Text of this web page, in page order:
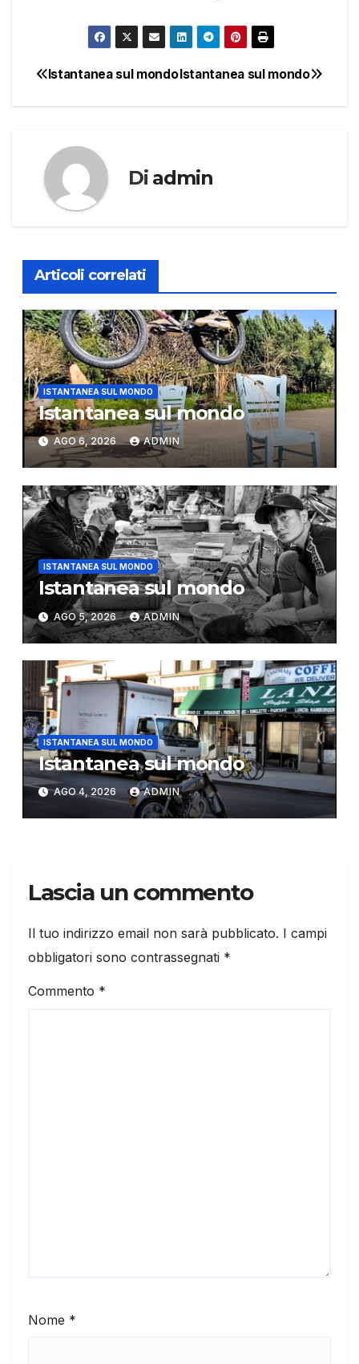
NavigazioneIstantanea sul mondo
Istantanea sul mondo
Di admin
Articoli correlati
ISTANTANEA SUL MONDO
Istantanea sul mondo
AGO 6, 2026 ADMIN
ISTANTANEA SUL MONDO
Istantanea sul mondo
AGO 5, 2026 ADMIN
ISTANTANEA SUL MONDO
Istantanea sul mondo
AGO 4, 2026 ADMIN
Lascia un commento
Il tuo indirizzo email non sarà pubblicato. I campi
obbligatori sono contrassegnati *
Commento *
Nome *